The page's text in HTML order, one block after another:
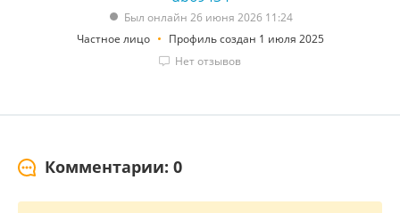
Был онлайн 26 июня 2026 11:24
Частное лицо
Профиль создан 1 июля 2025
Нет отзывов
Комментарии: 0